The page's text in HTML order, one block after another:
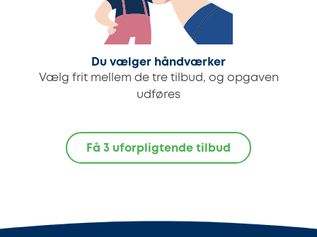
Du vælger håndværker
Vælg frit mellem de tre tilbud, og opgaven
udføres
Få 3 uforpligtende tilbud